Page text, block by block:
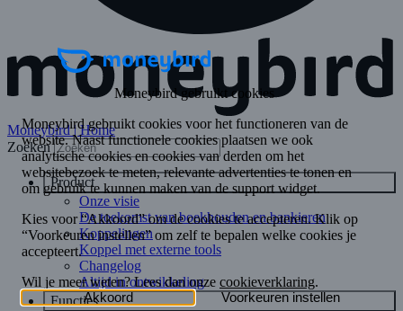
Moneybird | Home
Zoeken
Product
Onze visie
De toekomst van boekhouden en bankieren
Koppelingen
Koppel met externe tools
Changelog
Altijd in ontwikkeling
Functies